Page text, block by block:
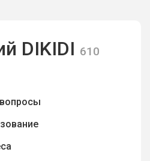
DIKIDI 610